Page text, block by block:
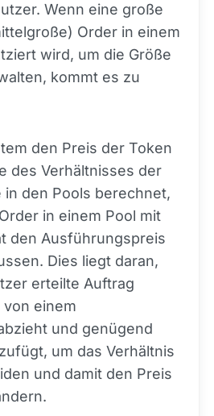
Wenn eine große
Order in einem
wird, um die Größe
kommt es zu
den Preis der Token
des Verhältnisses der
den Pools berechnet,
in einem Pool mit
den Ausführungspreis
Dies liegt daran,
erteilte Auftrag
einem
und genügend
um das Verhältnis
und damit den Preis